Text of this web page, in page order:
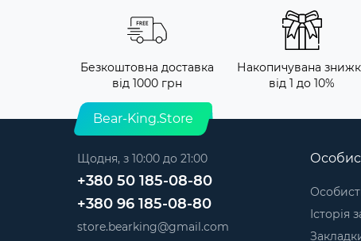
Безкоштовна доставка
від 1000 грн
Накопичувана
від 1 до 10%
Bear-King.Store
Щодня, з 10:00 до 21:00
+380 50 185-08-80
+380 96 185-08-80
store.bearking@gmail.com
Історія